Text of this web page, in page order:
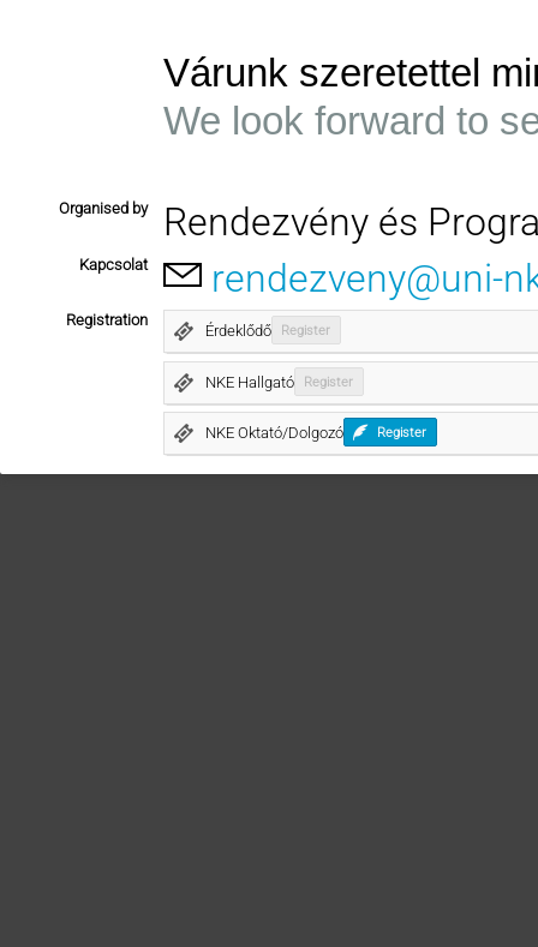
Várunk szeretettel
We look forward to
Organised by Rendezvény és
Kapcsolat rendezveny@uni-
Registration
Érdeklődő Register
NKE Hallgató Register
NKE Oktató/Dolgozó Register